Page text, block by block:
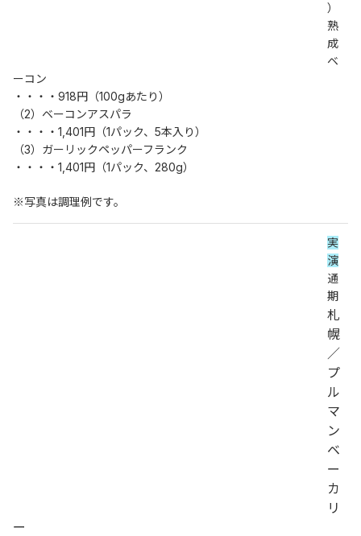
）
熟
成
ベ
ーコン
・・・・918円（100gあたり）
（2）ベーコンアスパラ
・・・・1,401円（1パック、5本入り）
（3）ガーリックペッパーフランク
・・・・1,401円（1パック、280g）
※写真は調理例です。
実
演
通
期
札
幌
／
プ
ル
マ
ン
ベ
ー
カ
リ
ー